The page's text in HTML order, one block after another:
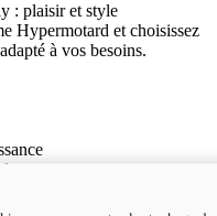
: plaisir et style
Hypermotard et choisissez
à vos besoins.